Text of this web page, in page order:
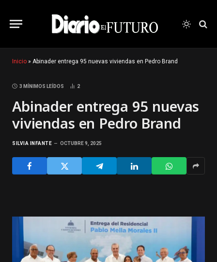
Inicio » Abinader entrega 95 nuevas viviendas en Pedro Brand
3 MÍNIMOS LEÍDOS 2
Abinader entrega 95 nuevas
viviendas en Pedro Brand
SILVIA INFANTE OCTUBRE 9, 2025